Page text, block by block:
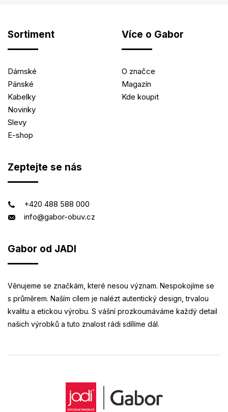
Sortiment
Dámské
Pánské
Kabelky
Novinky
Slevy
E-shop
Více o Gabor
O značce
Magazín
Kde koupit
Zeptejte se nás
+420 488 588 000
info@gabor-obuv.cz
Gabor od JADI
Věnujeme se značkám, které nesou význam. Nespokojíme se
s průměrem. Naším cílem je nalézt autentický design, trvalou
kvalitu a etickou výrobu. S vášní prozkoumáváme každý detail
našich výrobků a tuto znalost rádi sdílíme dál.